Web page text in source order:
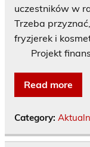
uczestników w
Trzeba
fryzjerek i
Projekt
Read more
Category: